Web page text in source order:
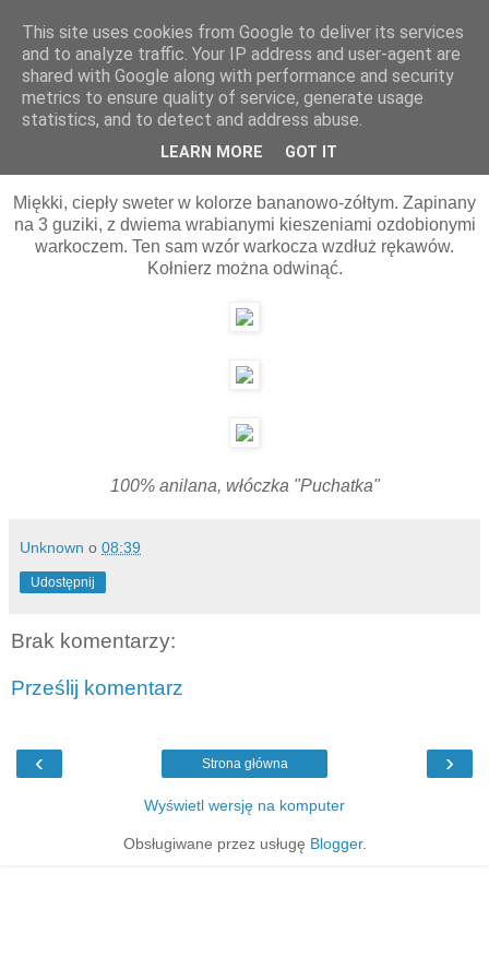
26 listopada 2010
Bananowy song
Miękki, ciepły sweter w kolorze bananowo-zółtym. Zapinany
na 3 guziki, z dwiema wrabianymi kieszeniami ozdobionymi
warkoczem. Ten sam wzór warkocza wzdłuż rękawów.
Kołnierz można odwinąć.
100% anilana, włóczka "Puchatka"
Unknown o 08:39
Udostępnij
Brak komentarzy:
Prześlij komentarz
‹ ›
Strona główna
Wyświetl wersję na komputer
Obsługiwane przez usługę Blogger.
This site uses cookies from Google to deliver its services
and to analyze traffic. Your IP address and user-agent are
shared with Google along with performance and security
metrics to ensure quality of service, generate usage
statistics, and to detect and address abuse.
LEARN MORE GOT IT